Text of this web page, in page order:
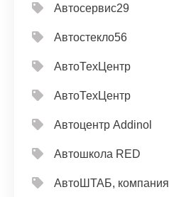
Автосервис29
Автостекло56
АвтоТехЦентр
АвтоТехЦентр
Автоцентр Addinol
Автошкола RED
АвтоШТАБ, компания